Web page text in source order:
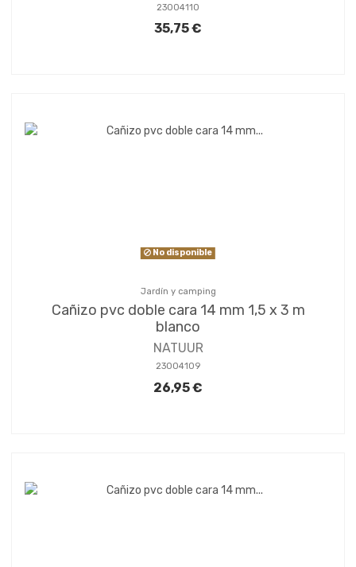
23004110
35,75 €
No disponible
Jardín y camping
Cañizo pvc doble cara 14 mm 1,5 x 3 m
blanco
NATUUR
23004109
26,95 €